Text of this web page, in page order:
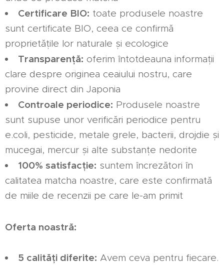
Certificare BIO: toate produsele noastre
sunt certificate BIO, ceea ce confirmă
proprietățile lor naturale și ecologice
Transparență: oferim întotdeauna informații
clare despre originea ceaiului nostru, care
provine direct din Japonia
Controale periodice: Produsele noastre
sunt supuse unor verificări periodice pentru
e.coli, pesticide, metale grele, bacterii, drojdie și
mucegai, mercur și alte substanțe nedorite
100% satisfacție: suntem încrezători în
calitatea matcha noastre, care este confirmată
de miile de recenzii pe care le-am primit
Oferta noastră:
5 calități diferite: Avem ceva pentru fiecare.